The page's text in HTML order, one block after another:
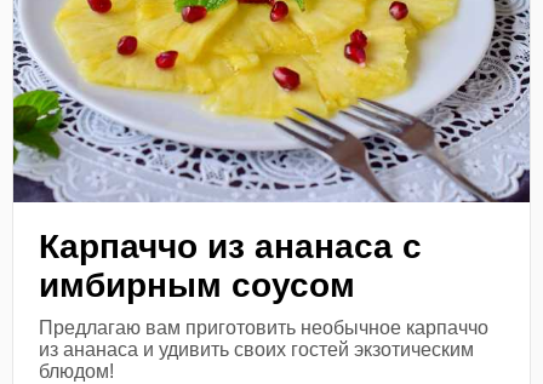
Карпаччо из ананаса с
имбирным соусом
Предлагаю вам приготовить необычное карпаччо
из ананаса и удивить своих гостей экзотическим
блюдом!